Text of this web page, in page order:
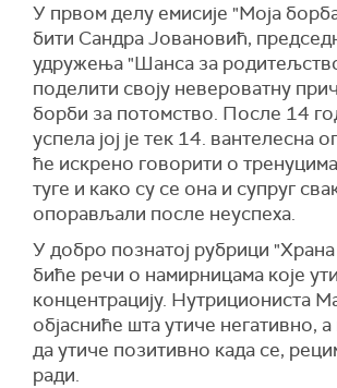
У првом делу емисије "Моја
бити Сандра Јовановић,
удружења "Шанса за
поделити своју невероватну
борби за потомство. После 14
успела јој је тек 14. вантелесна
ће искрено говорити о
туге и како су се она и супруг
опорављали после неуспеха.
У добро познатој рубрици
биће речи о намирницама које
концентрацију. Нутрициониста
објасниће шта утиче негативно,
да утиче позитивно када се,
ради.